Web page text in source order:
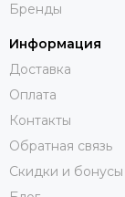
Берже в Москве,
дому.
Бренды
Информация
Доставка
Оплата
Контакты
Обратная связь
Скидки и бонусы